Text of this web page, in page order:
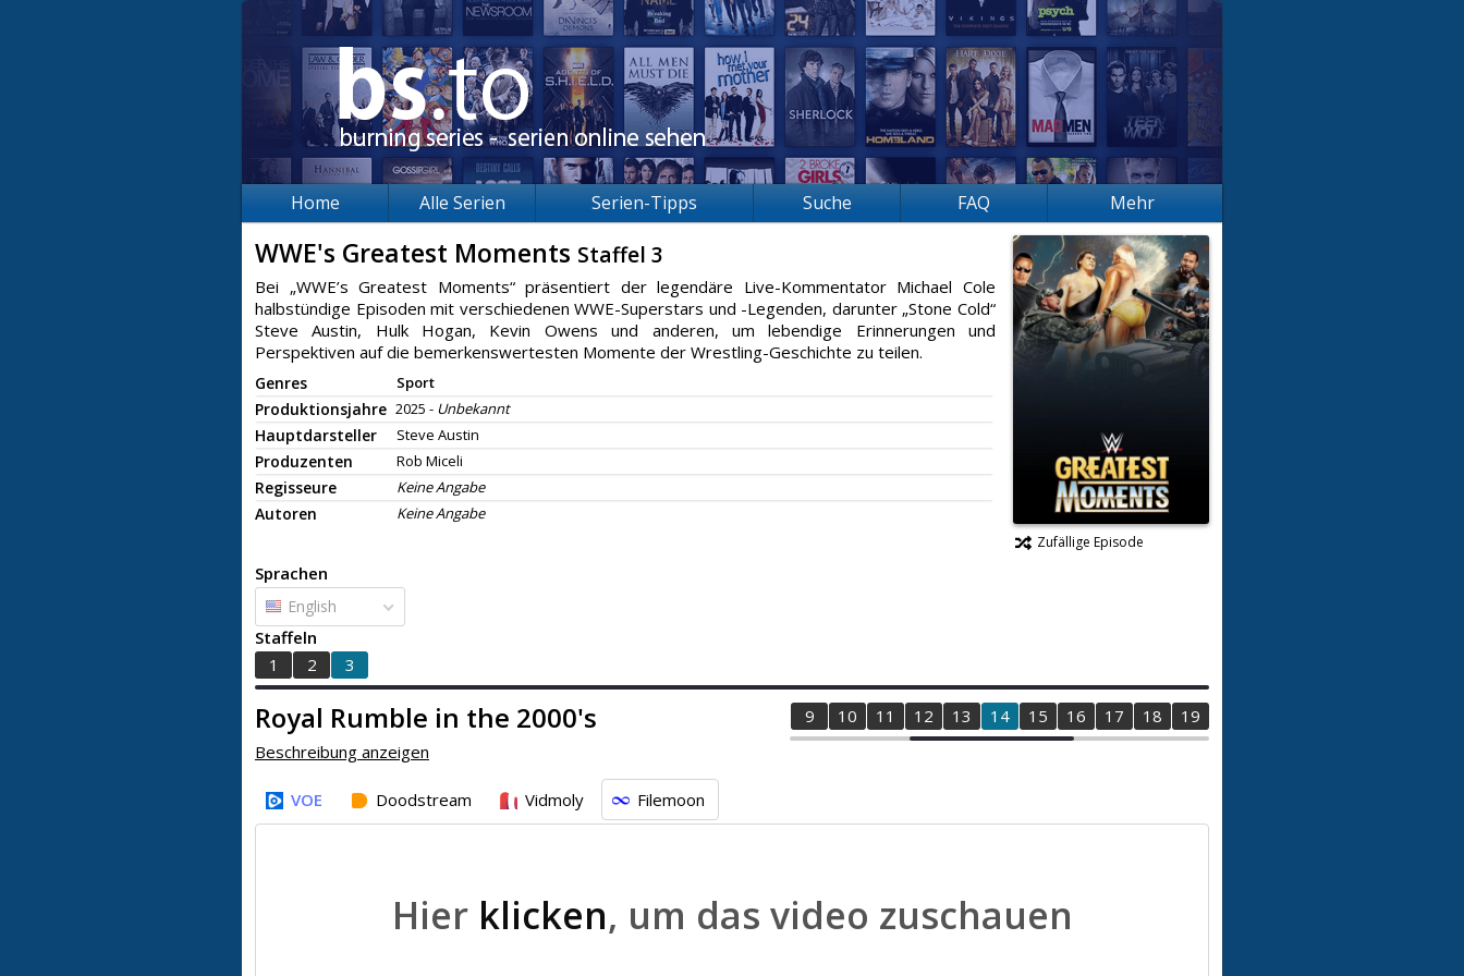
Home Alle Serien Serien-Tipps Suche FAQ Mehr
WWE's Greatest Moments Staffel 3
Bei „WWE’s Greatest Moments“ präsentiert der legendäre Live-Kommentator Michael Cole
halbstündige Episoden mit verschiedenen WWE-Superstars und -Legenden, darunter „Stone Cold“
Steve Austin, Hulk Hogan, Kevin Owens und anderen, um lebendige Erinnerungen und
Perspektiven auf die bemerkenswertesten Momente der Wrestling-Geschichte zu teilen.
Genres Sport
Produktionsjahre 2025 - Unbekannt
Hauptdarsteller Steve Austin
Produzenten Rob Miceli
Regisseure Keine Angabe
Autoren Keine Angabe
Zufällige Episode
Sprachen
English
Staffeln
1
2 3
Royal Rumble in the 2000's
1 2 3 9 10 11 12 13 14 15 16 17 18 19
Beschreibung anzeigen
VOE Doodstream Vidmoly Filemoon
Hier klicken, um das video zuschauen